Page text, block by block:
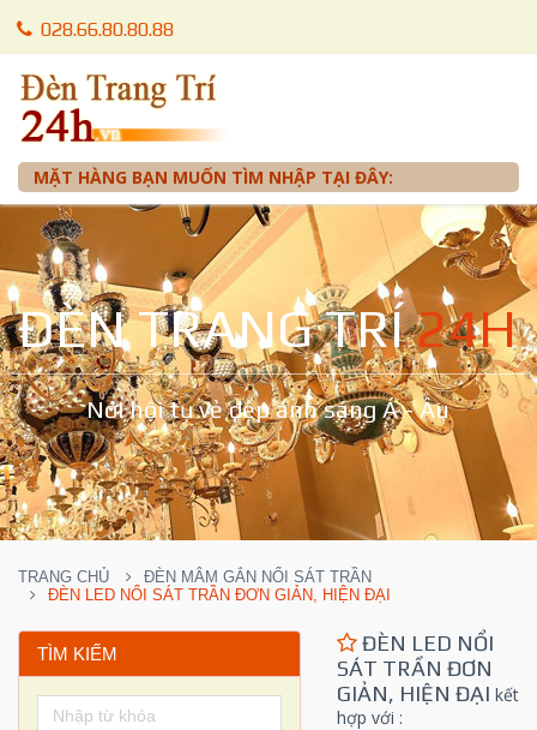
028.66.80.80.88
0905 012 099 - Mr. Tuấn
MẶT HÀNG BẠN MUỐN TÌM NHẬP TẠI ĐÂY:
ĐÈN TRANG TRÍ24H
Nơi hội tụ vẻ đẹp ánh sáng Á - Âu
TRANG CHỦ
ĐÈN MÂM GẮN NỔI SÁT TRẦN
ĐÈN LED NỔI SÁT TRẦN ĐƠN GIẢN, HIỆN ĐẠI
TÌM KIẾM
ĐÈN LED NỔI
SÁT TRẦN ĐƠN
GIẢN, HIỆN ĐẠI kết
hợp với :